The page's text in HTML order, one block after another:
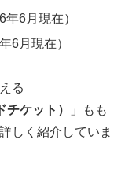
6月現在）
6月現在）
る
ケット）
」もも
しく紹介していま